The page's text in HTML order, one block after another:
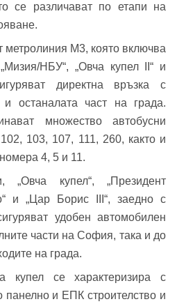
се различават по етапи на
метролиния М3, която включва
НБУ“, „Овча купел II“ и
директна връзка с
и останалата част на града.
множество автобусни
103, 107, 111, 260, както и
4, 5 и 11.
„Овча купел“, „Президент
и „Цар Борис III“, заедно с
удобен автомобилен
части на София, така и до
на града.
купел се характеризира с
панелно и ЕПК строителство и